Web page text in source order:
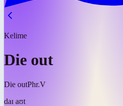
Kelime
Die out
Die outPhr.V
daɪ aʊt